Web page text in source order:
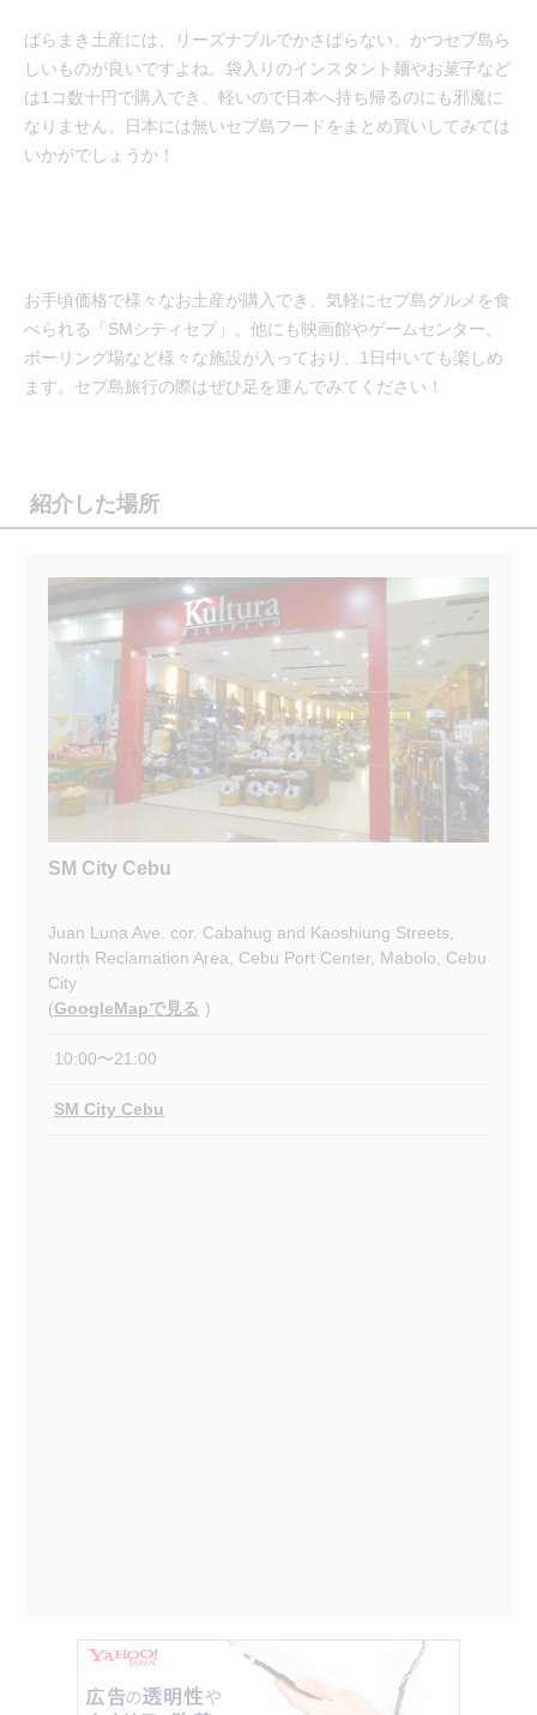
ばらまき土産には、リーズナブルでかさばらない、かつセブ島ら
しいものが良いですよね。袋入りのインスタント麺やお菓子など
は1コ数十円で購入でき、軽いので日本へ持ち帰るのにも邪魔に
なりません。日本には無いセブ島フードをまとめ買いしてみては
いかがでしょうか！
お手頃価格で様々なお土産が購入でき、気軽にセブ島グルメを食
べられる「SMシティセブ」。他にも映画館やゲームセンター、
ボーリング場など様々な施設が入っており、1日中いても楽しめ
ます。セブ島旅行の際はぜひ足を運んでみてください！
紹介した場所
SM City Cebu
Juan Luna Ave. cor. Cabahug and Kaoshiung Streets,
North Reclamation Area, Cebu Port Center, Mabolo, Cebu
City
(GoogleMapで見る )
10:00〜21:00
SM City Cebu